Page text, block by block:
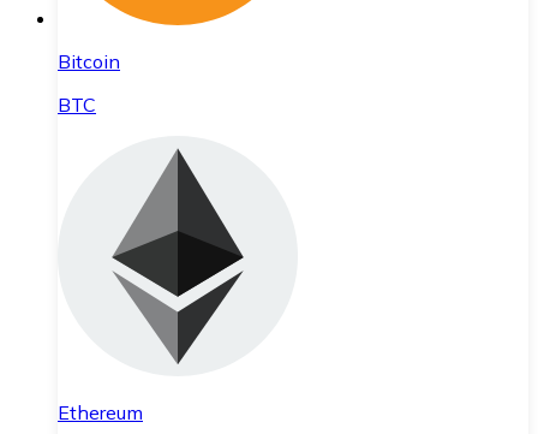
Bitcoin
BTC
Ethereum